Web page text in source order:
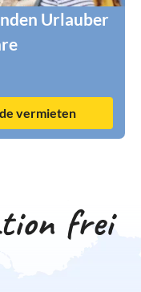
Urlauber
vermieten
frei